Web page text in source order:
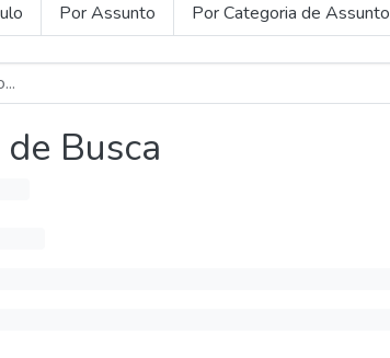
Por Assunto Por Categoria de Assunto
Busca